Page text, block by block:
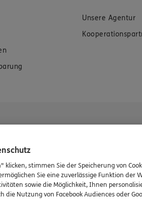
Unsere Agentur
klicken, stimmen Sie der Speicherung von
Sie eine zuverlässige Funktion der
sowie die Möglichkeit, Ihnen
die Nutzung von Facebook Audiences oder